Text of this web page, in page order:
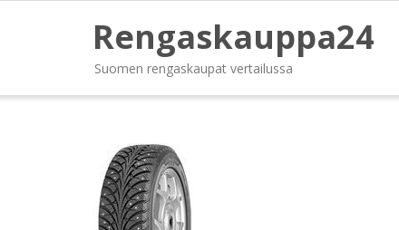
Rengaskauppa24
Suomen rengaskaupat vertailussa